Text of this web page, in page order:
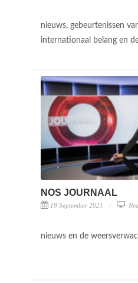
nieuws, gebeurtenissen
internationaal belang en
NOS JOURNAAL
19 September 2021
nieuws en de